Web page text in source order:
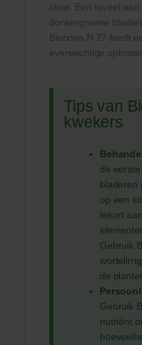
bloei. Een teveel
donkergroene
Bionova N 27 biedt
evenwichtige
Tips van
kwekers
de
bladeren
op een
tekort
Gebruik
de
Gebruik
nutriënt